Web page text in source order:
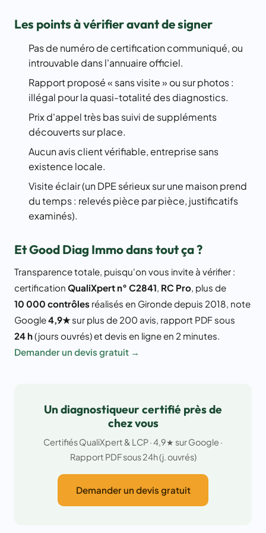
Les points à vérifier avant de signer
Pas de numéro de certification communiqué, ou
introuvable dans l'annuaire officiel.
Rapport proposé « sans visite » ou sur photos :
illégal pour la quasi-totalité des diagnostics.
Prix d'appel très bas suivi de suppléments
découverts sur place.
Aucun avis client vérifiable, entreprise sans
existence locale.
Visite éclair (un DPE sérieux sur une maison prend
du temps : relevés pièce par pièce, justificatifs
examinés).
Et Good Diag Immo dans tout ça ?
Transparence totale, puisqu'on vous invite à vérifier :
certification QualiXpert n° C2841, RC Pro, plus de
10 000 contrôles réalisés en Gironde depuis 2018, note
Google4,9★sur plus de 200 avis, rapport PDF sous
24 h(jours ouvrés) et devis en ligne en 2 minutes.
Demander un devis gratuit →
Un diagnostiqueur certifié près de
chez vous
Certifiés QualiXpert & LCP · 4,9★ sur Google ·
Rapport PDF sous 24h (j. ouvrés)
Demander un devis gratuit